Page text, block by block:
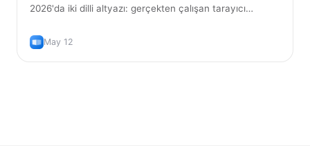
2026'da iki dilli altyazı: gerçekten çalışan tarayıcı
yolu.May 12